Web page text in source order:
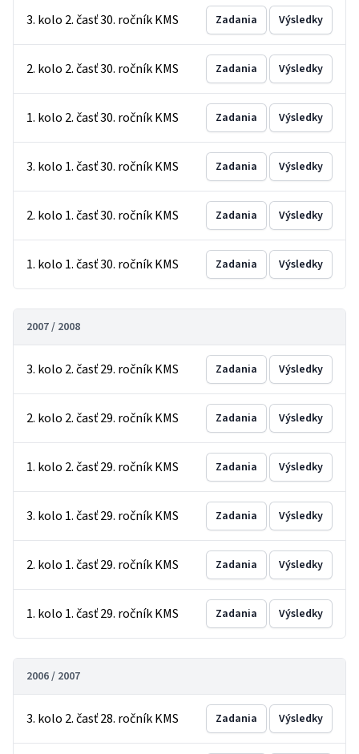
3. kolo 2. časť 30. ročník KMS Zadania Výsledky
2. kolo 2. časť 30. ročník KMS Zadania Výsledky
1. kolo 2. časť 30. ročník KMS Zadania Výsledky
3. kolo 1. časť 30. ročník KMS Zadania Výsledky
2. kolo 1. časť 30. ročník KMS Zadania Výsledky
1. kolo 1. časť 30. ročník KMS Zadania Výsledky
2007 / 2008
3. kolo 2. časť 29. ročník KMS Zadania Výsledky
2. kolo 2. časť 29. ročník KMS Zadania Výsledky
1. kolo 2. časť 29. ročník KMS Zadania Výsledky
3. kolo 1. časť 29. ročník KMS Zadania Výsledky
2. kolo 1. časť 29. ročník KMS Zadania Výsledky
1. kolo 1. časť 29. ročník KMS Zadania Výsledky
2006 / 2007
3. kolo 2. časť 28. ročník KMS Zadania Výsledky